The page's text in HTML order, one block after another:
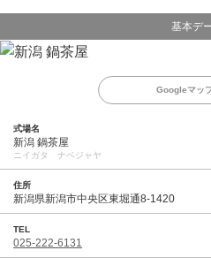
基本デ
Googleマッ
式場名
新潟 鍋茶屋
ニイガタ ナベジャヤ
住所
新潟県新潟市中央区東堀通8-1420
TEL
025-222-6131